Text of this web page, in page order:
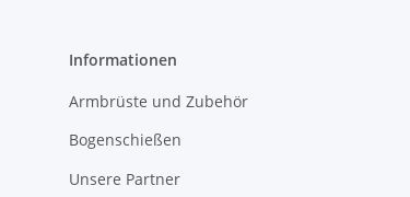
Informationen
Armbrüste und Zubehör
Bogenschießen
Unsere Partner